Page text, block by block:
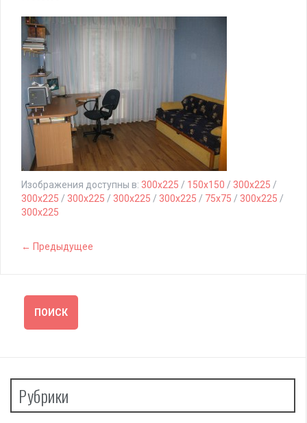
Изображения доступны в: 300x225 / 150x150 / 300x225 /
300x225 / 300x225 / 300x225 / 300x225 / 75x75 / 300x225 /
300x225
← Предыдущее
Рубрики